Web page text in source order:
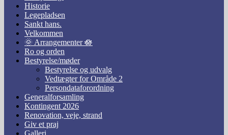
Historie
Legepladsen
Sankt hans.
Velkommen
🌞 Arrangementer 🪷
Ro og orden
Bestyrelse/møder
Bestyrelse og udvalg
Vedtægter for Område 2
Persondataforordning
Generalforsamling
Kontingent 2026
Renovation, veje, strand
Giv et praj
Galleri